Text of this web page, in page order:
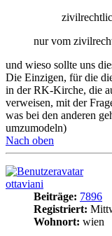
nur vom
und wieso sollte uns
Die Einzigen, für die
in der RK-Kirche, die
verweisen, mit der
was bei den anderen
umzumodeln)
Nach oben
ottaviani
Beiträge: 7896
Registriert:
Wohnort: wien